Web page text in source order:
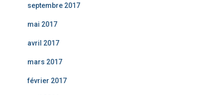
septembre 2017
mai 2017
avril 2017
mars 2017
février 2017